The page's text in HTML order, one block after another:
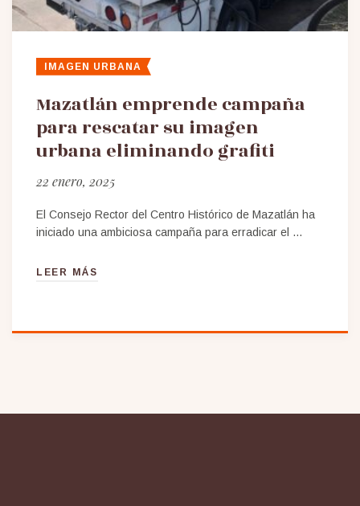
IMAGEN URBANA
Mazatlán emprende campaña
para rescatar su imagen
urbana eliminando grafiti
22 enero, 2025
El Consejo Rector del Centro Histórico de Mazatlán ha
iniciado una ambiciosa campaña para erradicar el …
LEER MÁS